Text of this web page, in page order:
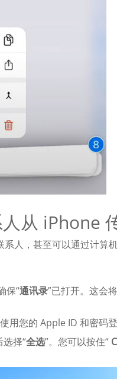
从 iPhone
人，甚至可以通过计算
保“通讯录”已打开。这会
您的 Apple ID 和密码登
选择“全选”。您可以按住“